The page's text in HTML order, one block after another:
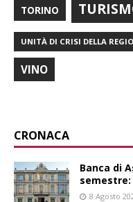
TORINO
UNITÀ DI CRISI DELLA
VINO
CRONACA
Banca di
8 Agosto